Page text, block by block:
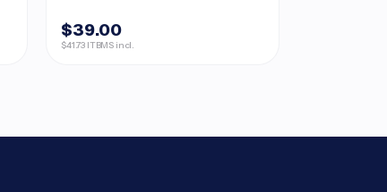
$39.00
$41.73 ITBMS incl.